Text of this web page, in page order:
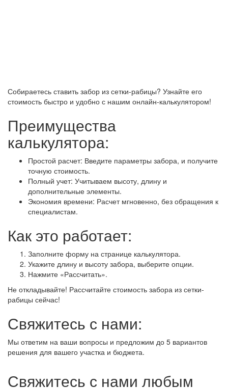
Собираетесь ставить забор из сетки-рабицы? Узнайте его
стоимость быстро и удобно с нашим онлайн-калькулятором!
Преимущества
калькулятора:
Простой расчет: Введите параметры забора, и получите
точную стоимость.
Полный учет: Учитываем высоту, длину и
дополнительные элементы.
Экономия времени: Расчет мгновенно, без обращения к
специалистам.
Как это работает:
Заполните форму на странице калькулятора.
Укажите длину и высоту забора, выберите опции.
Нажмите «Рассчитать».
Не откладывайте! Рассчитайте стоимость забора из сетки-
рабицы сейчас!
Свяжитесь с нами:
Мы ответим на ваши вопросы и предложим до 5 вариантов
решения для вашего участка и бюджета.
Свяжитесь с нами любым